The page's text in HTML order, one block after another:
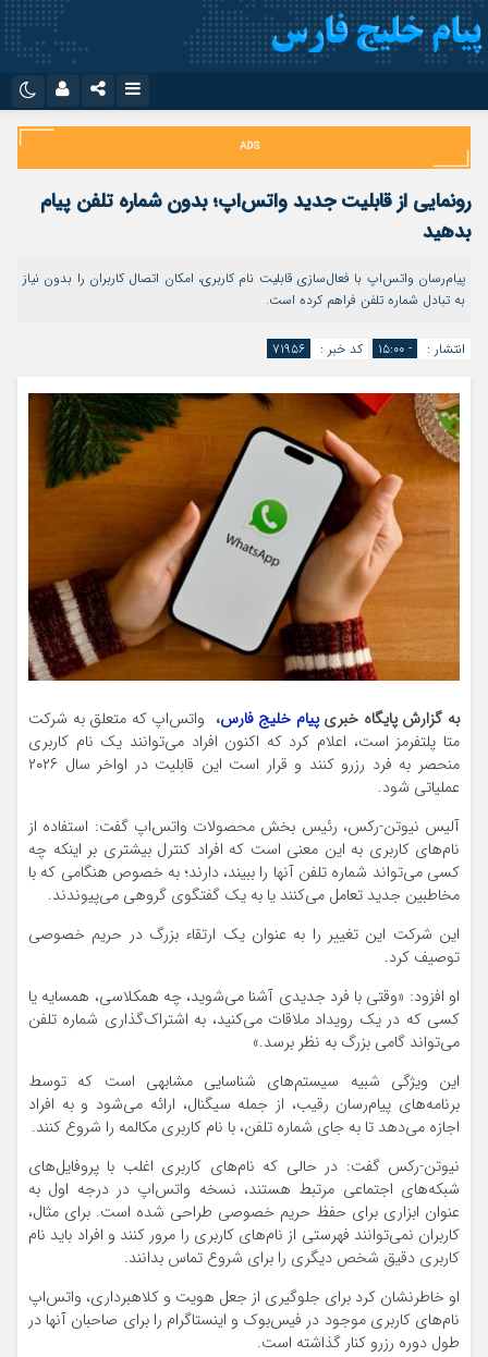
اینستاگرام
تلگرام
سروش
ایتا
آپارات
اپلیکیشن
نام کاربری یا نشانی ایمیل
رمز عبور
مرا به خاطر بسپار
رونمایی از قابلیت جدید واتس‌اپ؛ بدون شماره تلفن پیام
بدهید
پیام‌رسان واتس‌اپ با فعال‌سازی قابلیت نام کاربری، امکان اتصال کاربران را بدون نیاز
به تبادل شماره تلفن فراهم کرده است.
انتشار : - ۱۵:۰۰ کد خبر : ۷۱۹۵۶
به گزارش پایگاه خبریپیام خلیج فارس، واتس‌اپ که متعلق به شرکت
متا پلتفرمز است، اعلام کرد که اکنون افراد می‌توانند یک نام کاربری
منحصر به فرد رزرو کنند و قرار است این قابلیت در اواخر سال ۲۰۲۶
عملیاتی شود.
آلیس نیوتن-رکس، رئیس بخش محصولات واتس‌اپ گفت: استفاده از
نام‌های کاربری به این معنی است که افراد کنترل بیشتری بر اینکه چه
کسی می‌تواند شماره تلفن آنها را ببیند، دارند؛ به خصوص هنگامی که با
مخاطبین جدید تعامل می‌کنند یا به یک گفتگوی گروهی می‌پیوندند.
این شرکت این تغییر را به عنوان یک ارتقاء بزرگ در حریم خصوصی
توصیف کرد.
او افزود: «وقتی با فرد جدیدی آشنا می‌شوید، چه همکلاسی، همسایه یا
کسی که در یک رویداد ملاقات می‌کنید، به اشتراک‌گذاری شماره تلفن
می‌تواند گامی بزرگ به نظر برسد.»
این ویژگی شبیه سیستم‌های شناسایی مشابهی است که توسط
برنامه‌های پیام‌رسان رقیب، از جمله سیگنال، ارائه می‌شود و به افراد
اجازه می‌دهد تا به جای شماره تلفن، با نام کاربری مکالمه را شروع کنند.
نیوتن-رکس گفت: در حالی که نام‌های کاربری اغلب با پروفایل‌های
شبکه‌های اجتماعی مرتبط هستند، نسخه واتس‌اپ در درجه اول به
عنوان ابزاری برای حفظ حریم خصوصی طراحی شده است. برای مثال،
کاربران نمی‌توانند فهرستی از نام‌های کاربری را مرور کنند و افراد باید نام
کاربری دقیق شخص دیگری را برای شروع تماس بدانند.
او خاطرنشان کرد برای جلوگیری از جعل هویت و کلاهبرداری، واتس‌اپ
نام‌های کاربری موجود در فیس‌بوک و اینستاگرام را برای صاحبان آنها در
طول دوره رزرو کنار گذاشته است.